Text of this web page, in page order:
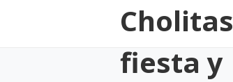
fiesta y